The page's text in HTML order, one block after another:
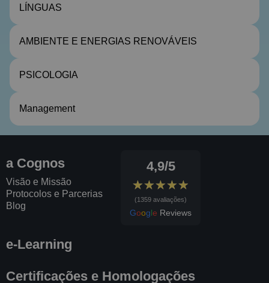
LÍNGUAS
AMBIENTE E ENERGIAS RENOVÁVEIS
PSICOLOGIA
Management
a Cognos
Visão e Missão
Protocolos e Parcerias
Blog
4,9/5
★★★★★
★★★★★
(1359 avaliações)
Google Reviews
e-Learning
Certificações e Homologações